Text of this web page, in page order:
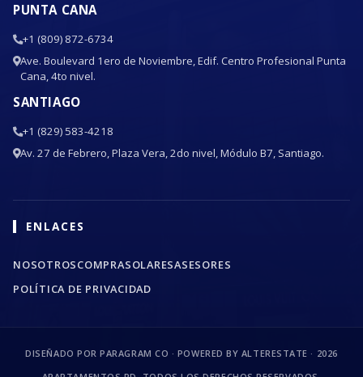
PUNTA CANA
+1 (809) 872-6734
Ave. Boulevard 1ero de Noviembre, Edif. Centro Profesional Punta
Cana, 4to nivel.
SANTIAGO
+1 (829) 583-4218
Av. 27 de Febrero, Plaza Vera, 2do nivel, Módulo B7, Santiago.
ENLACES
NOSOTROSCOMPRASOLARESASESORES
POLÍTICA DE PRIVACIDAD
DISEÑADO POR PARAGRAM CO · POWERED BY ALTERESTATE · 2026